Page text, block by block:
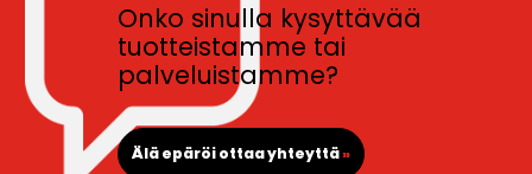
Onko sinulla kysyttävää
tuotteistamme tai
palveluistamme?
Älä epäröi ottaa yhteyttä»